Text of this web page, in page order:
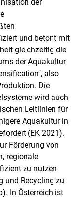
der
und betont mit
gleichzeitig die
der Aquakultur
also
Die
wird auch
Leitlinien für
Aquakultur in
(EK 2021).
Förderung von
regionale
zu nutzen
und Recycling zu
In Österreich ist